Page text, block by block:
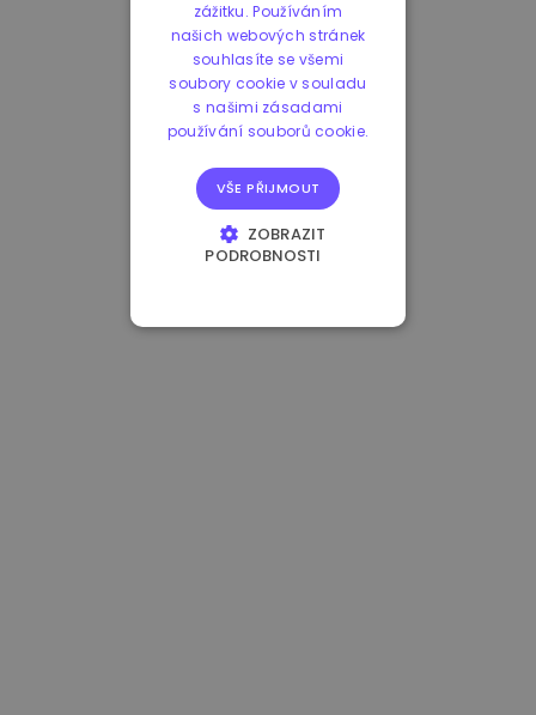
zážitku. Používáním
našich webových stránek
souhlasíte se všemi
soubory cookie v souladu
s našimi zásadami
používání souborů cookie.
VŠE PŘIJMOUT
ZOBRAZIT
PODROBNOSTI